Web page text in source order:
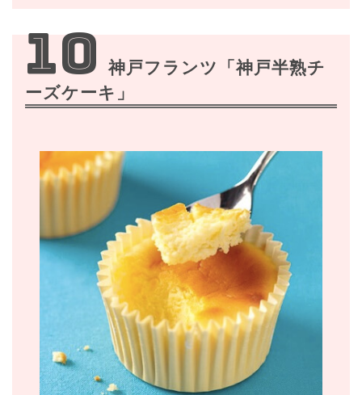
10 神戸フランツ「神戸半熟チ
ーズケーキ」